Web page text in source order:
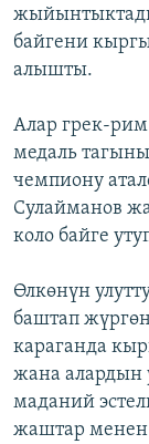
байгени
алышты.
Алар грек-
медаль
чемпиону
Сулайманов
коло байге
Өлкөнүн
баштап
караганда
жана алардын
маданий
жаштар менен